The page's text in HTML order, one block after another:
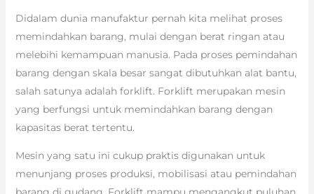
Didalam dunia manufaktur pernah kita melihat proses
memindahkan barang, mulai dengan berat ringan atau
melebihi kemampuan manusia. Pada proses pemindahan
barang dengan skala besar sangat dibutuhkan alat bantu,
salah satunya adalah forklift. Forklift merupakan mesin
yang berfungsi untuk memindahkan barang dengan
kapasitas berat tertentu.
Mesin yang satu ini cukup praktis digunakan untuk
menunjang proses produksi, mobilisasi atau pemindahan